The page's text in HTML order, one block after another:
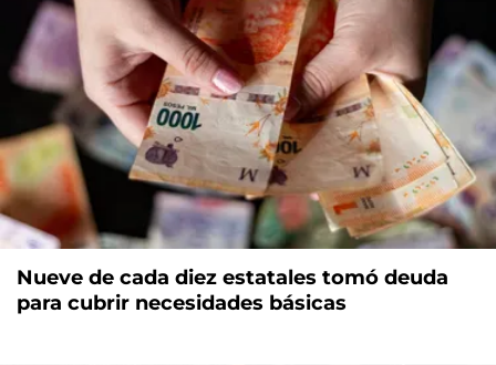
Nueve de cada diez estatales tomó deuda
para cubrir necesidades básicas